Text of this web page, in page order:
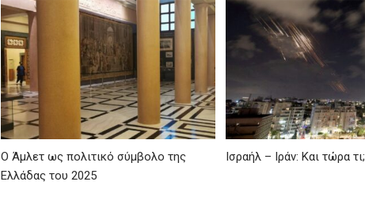
Ο Άμλετ ως πολιτικό σύμβολο της
Ελλάδας του 2025
Ισραήλ – Ιράν: Και τώρα τι;